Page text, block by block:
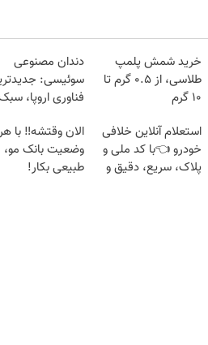
خرید شمش پلمپ
طلاسی، از ۰.۵ گرم تا
۱۰ گرم
دندان مصنوعی
سوئیسی:
فناوری اروپا،
استعلام آنلاین خلافی
خودرو 👈با کد ملی و
پلاک، سریع، دقیق و
الان وقتشه‼️ با
وضعیت بانک
طبیعی بکار!